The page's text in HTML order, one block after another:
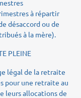
à répartir
désaccord ou de
à la mère).
PLEINE
légal de la retraite
pour une retraite au
leurs allocations de